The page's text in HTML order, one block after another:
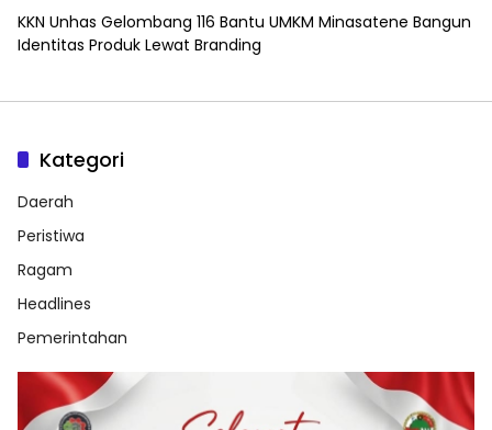
KKN Unhas Gelombang 116 Bantu UMKM Minasatene Bangun
Identitas Produk Lewat Branding
Kategori
Daerah
Peristiwa
Ragam
Headlines
Pemerintahan